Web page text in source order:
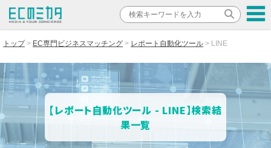
トップ EC専門ビジネスマッチング レポート自動化ツール LINE
【レポート自動化ツール - LINE】検索結
果一覧